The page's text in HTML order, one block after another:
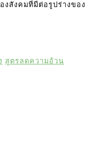
งสังคมที่มีต่อรูปร่างของ
สูตรลดความอ้วน